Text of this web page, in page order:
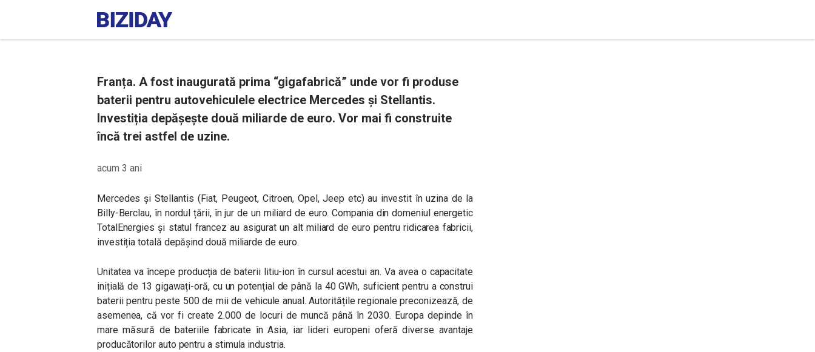
Franța. A fost inaugurată prima “gigafabrică” unde vor fi produse
baterii pentru autovehiculele electrice Mercedes și Stellantis.
Investiția depășește două miliarde de euro. Vor mai fi construite
încă trei astfel de uzine.
acum 3 ani
Mercedes și Stellantis (Fiat, Peugeot, Citroen, Opel, Jeep etc) au investit în uzina de la
Billy-Berclau, în nordul țării, în jur de un miliard de euro. Compania din domeniul energetic
TotalEnergies și statul francez au asigurat un alt miliard de euro pentru ridicarea fabricii,
investiția totală depășind două miliarde de euro.
Unitatea va începe producția de baterii litiu-ion în cursul acestui an. Va avea o capacitate
inițială de 13 gigawați-oră, cu un potențial de până la 40 GWh, suficient pentru a construi
baterii pentru peste 500 de mii de vehicule anual. Autoritățile regionale preconizează, de
asemenea, că vor fi create 2.000 de locuri de muncă până în 2030. Europa depinde în
mare măsură de bateriile fabricate în Asia, iar lideri europeni oferă diverse avantaje
producătorilor auto pentru a stimula industria.